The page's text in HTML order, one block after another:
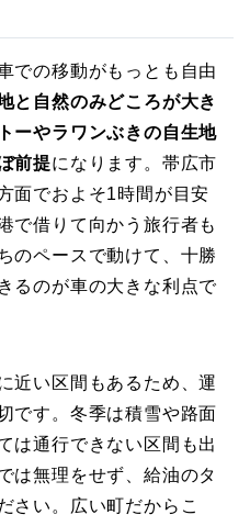
での移動がもっとも自由
と自然のみどころが大き
ーやラワンぶきの自生地
前提になります。帯広市
面でおよそ1時間が目安
で借りて向かう旅行者も
のペースで動けて、十勝
るのが車の大きな利点で
近い区間もあるため、運
です。冬季は積雪や路面
は通行できない区間も出
は無理をせず、給油のタ
さい。広い町だからこ